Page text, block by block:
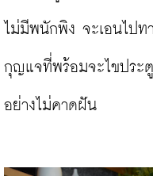
ไม่มีพนักพิง จะเอนไป
กุญแจที่พร้อมจะไขประ
อย่างไม่คาดฝัน